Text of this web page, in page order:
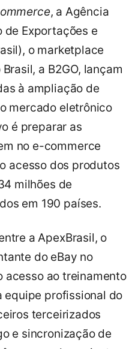
, a Agência
de Exportações e
o marketplace
a B2GO, lançam
à ampliação de
mercado eletrônico
é preparar as
no e-commerce
acesso dos produtos
milhões de
em 190 países.
a ApexBrasil, o
do eBay no
acesso ao treinamento
equipe profissional do
terceirizados
e sincronização de